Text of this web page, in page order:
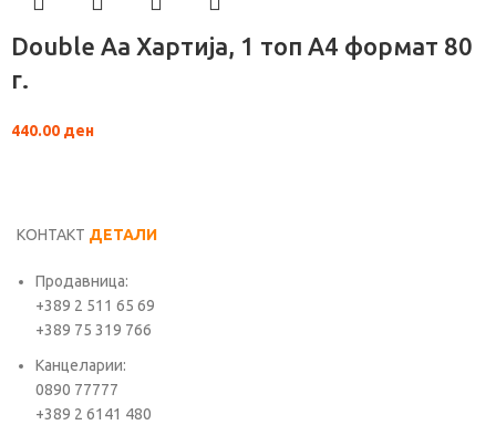
Double Aa Хартија, 1 топ А4 формат 80
г.
440.00 ден
КОНТАКТ ДЕТАЛИ
Продавница:
+389 2 511 65 69
+389 75 319 766
Канцеларии:
0890 77777
+389 2 6141 480